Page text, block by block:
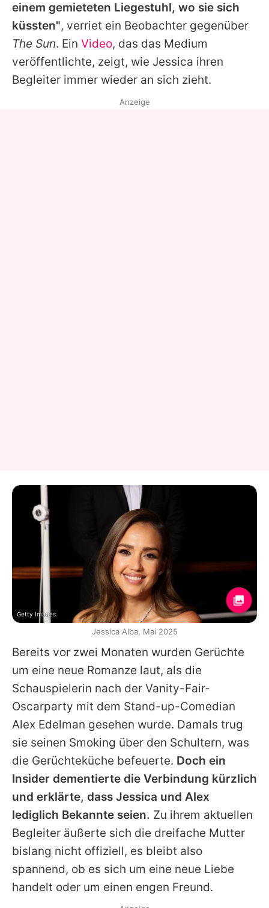
Nutzungsbedingungen
Utiq verwalten
einem gemieteten Liegestuhl, wo sie sich
küssten", verriet ein Beobachter gegenüber
The Sun. Ein Video, das das Medium
veröffentlichte, zeigt, wie Jessica ihren
Begleiter immer wieder an sich zieht.
Bereits vor zwei Monaten wurden Gerüchte
um eine neue Romanze laut, als die
Schauspielerin nach der Vanity-Fair-
Oscarparty mit dem Stand-up-Comedian
Alex Edelman gesehen wurde. Damals trug
sie seinen Smoking über den Schultern, was
die Gerüchteküche befeuerte. Doch ein
Insider dementierte die Verbindung kürzlich
und erklärte, dass Jessica und Alex
lediglich Bekannte seien. Zu ihrem aktuellen
Begleiter äußerte sich die dreifache Mutter
bislang nicht offiziell, es bleibt also
spannend, ob es sich um eine neue Liebe
handelt oder um einen engen Freund.
Anzeige
Getty Images
Jessica Alba, Mai 2025